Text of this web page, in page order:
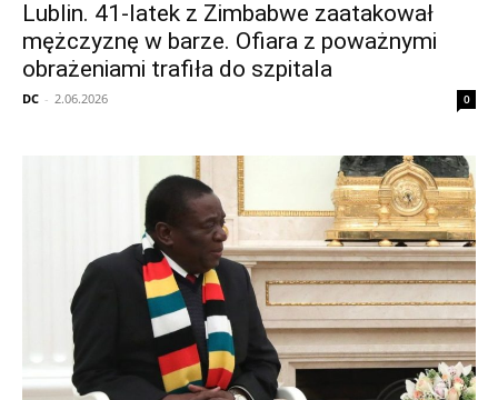
Lublin. 41-latek z Zimbabwe zaatakował
mężczyznę w barze. Ofiara z poważnymi
obrażeniami trafiła do szpitala
DC - 2.06.2026 0